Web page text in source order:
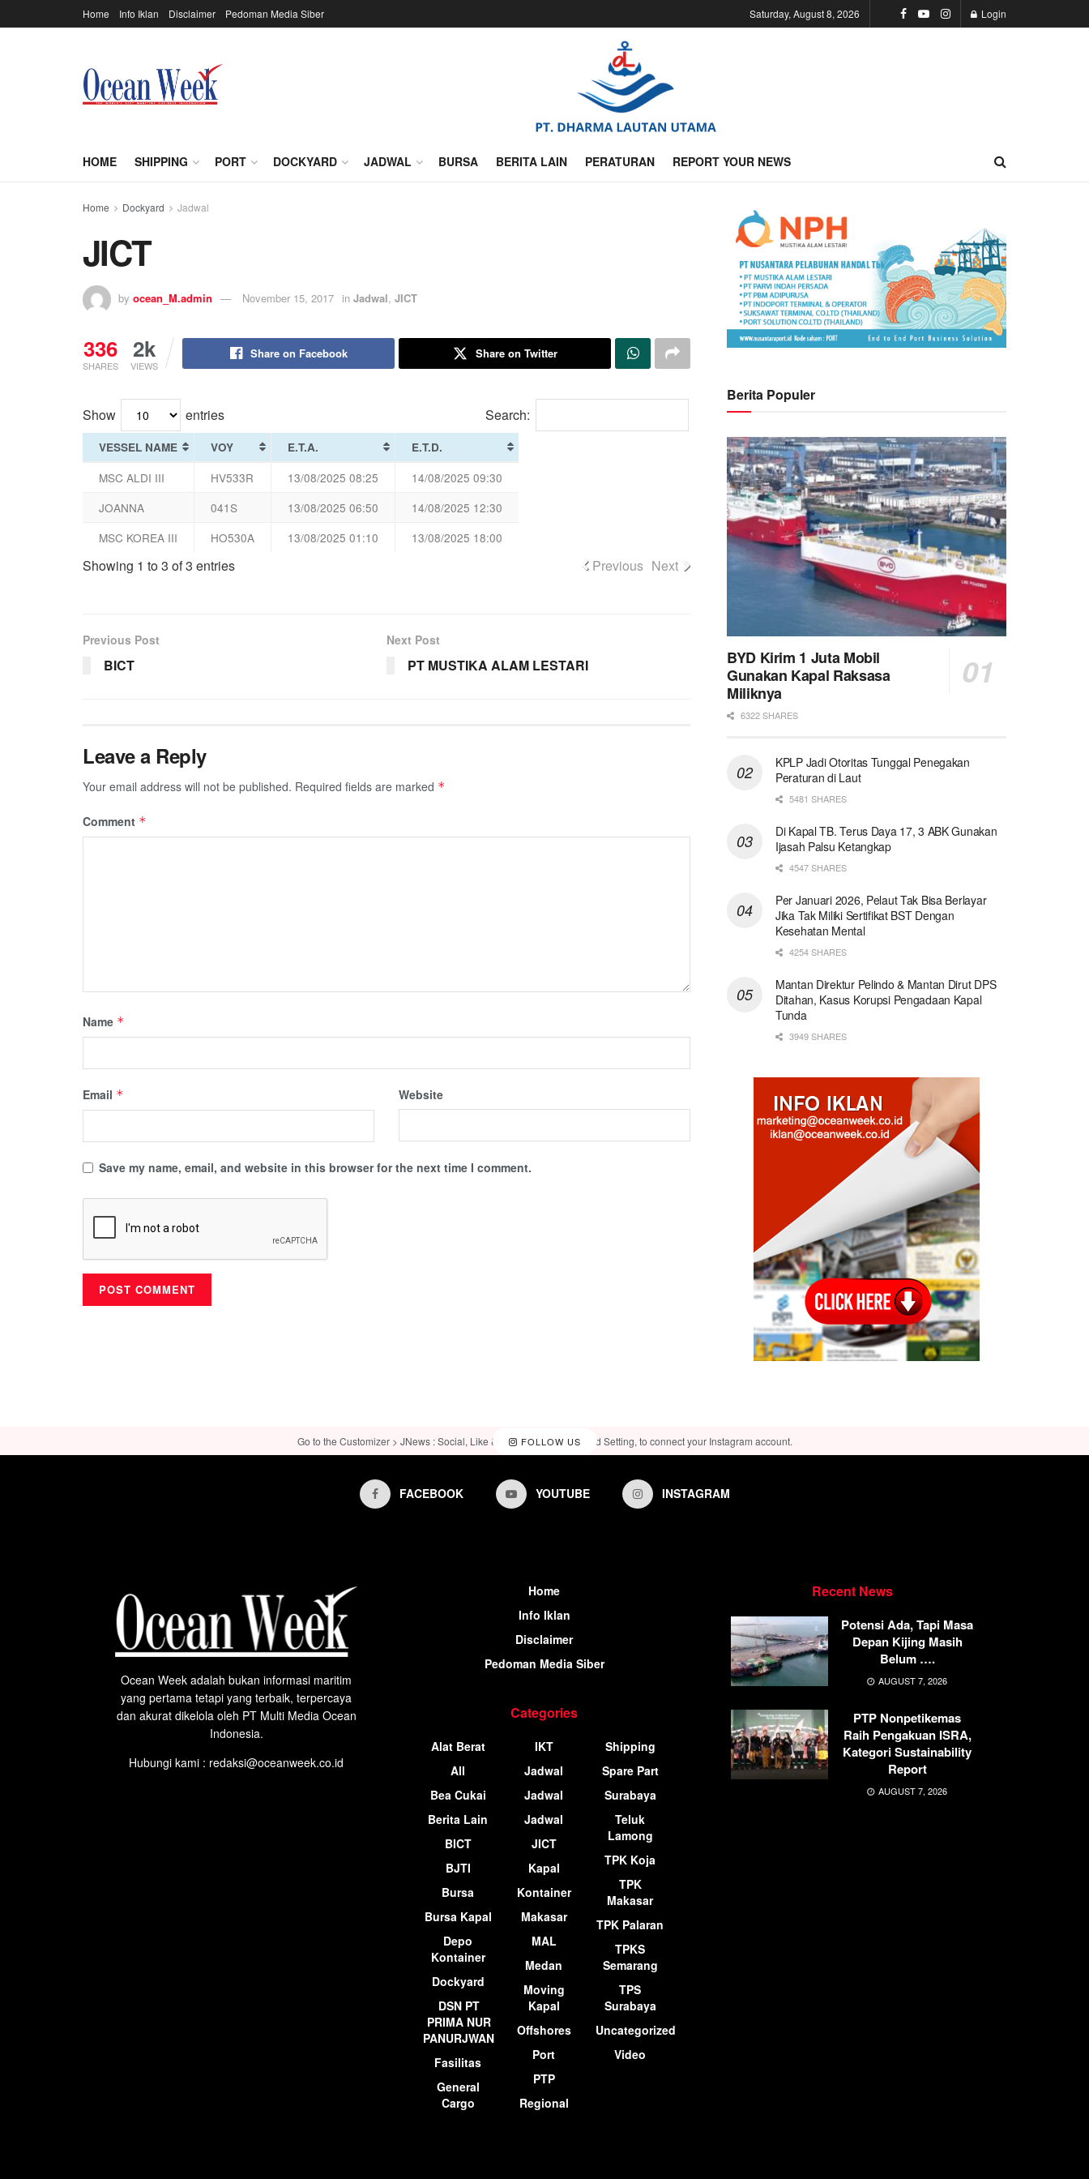
Home Info Iklan Disclaimer Pedoman Media Siber Saturday, August 8, 2026 Login
HOME SHIPPING PORT DOCKYARD JADWAL BURSA BERITA LAIN PERATURAN REPORT YOUR NEWS
Home Dockyard Jadwal
JICT
by ocean_M.admin November 15, 2017 in Jadwal, JICT
336
SHARES
2k
VIEWS
Share on Facebook Share on Twitter
Show entries Search:
VESSEL NAME VOY E.T.A. E.T.D.
MSC ALDI III HV533R 13/08/2025 08:25
14/08/2025 09:30
JOANNA
041S 13/08/2025 06:50
14/08/2025 12:30
MSC KOREA III
HO530A 13/08/2025 01:10 13/08/2025 18:00
Showing 1 to 3 of 3 entries Previous Next
Previous Post
BICT
Next Post
PT MUSTIKA ALAM LESTARI
Leave a Reply
Your email address will not be published. Required fields are marked *
Comment *
Name *
Email * Website
Save my name, email, and website in this browser for the next time I comment.
Berita Populer
BYD Kirim 1 Juta Mobil
Gunakan Kapal Raksasa
Miliknya
6322 SHARES
KPLP Jadi Otoritas Tunggal Penegakan
Peraturan di Laut
5481 SHARES
Di Kapal TB. Terus Daya 17, 3 ABK Gunakan
Ijasah Palsu Ketangkap
4547 SHARES
Per Januari 2026, Pelaut Tak Bisa Berlayar
Jika Tak Miliki Sertifikat BST Dengan
Kesehatan Mental
4254 SHARES
Mantan Direktur Pelindo & Mantan Dirut DPS
Ditahan, Kasus Korupsi Pengadaan Kapal
Tunda
3949 SHARES
FOLLOW US
Go to the Customizer > JNews : Social, Like & View > Instagram Feed Setting, to connect your Instagram account.
FACEBOOK YOUTUBE INSTAGRAM
Ocean Week adalah bukan informasi maritim
yang pertama tetapi yang terbaik, terpercaya
dan akurat dikelola oleh PT Multi Media Ocean
Indonesia.
Hubungi kami : redaksi@oceanweek.co.id
Home
Info Iklan
Disclaimer
Pedoman Media Siber
Categories
Alat Berat
All
Bea Cukai
Berita Lain
BICT
BJTI
Bursa
Bursa Kapal
Depo
Kontainer
Dockyard
DSN PT
PRIMA NUR
PANURJWAN
Fasilitas
General
Cargo
IKT
Jadwal
Jadwal
Jadwal
JICT
Kapal
Kontainer
Makasar
MAL
Medan
Moving
Kapal
Offshores
Port
PTP
Regional
Shipping
Spare Part
Surabaya
Teluk
Lamong
TPK Koja
TPK
Makasar
TPK Palaran
TPKS
Semarang
TPS
Surabaya
Uncategorized
Video
Recent News
Potensi Ada, Tapi Masa
Depan Kijing Masih
Belum ….
AUGUST 7, 2026
PTP Nonpetikemas
Raih Pengakuan ISRA,
Kategori Sustainability
Report
AUGUST 7, 2026